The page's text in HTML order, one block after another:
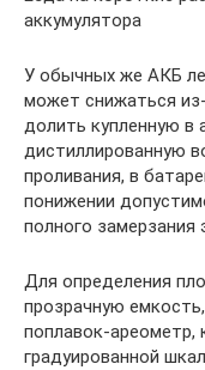
аккумулятора
У обычных же АКБ
может снижаться
долить купленную в
дистиллированную
проливания, в
понижении
полного замерзания
Для определения
прозрачную
поплавок-ареометр,
градуированной